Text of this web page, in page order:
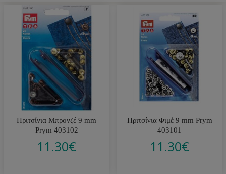
Πριτσίνια Μπρονζέ 9 mm
Prym 403102
11.30€
Πριτσίνια Φιμέ 9 mm Prym
403101
11.30€